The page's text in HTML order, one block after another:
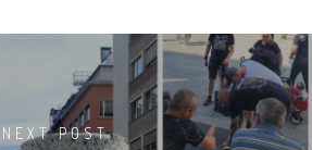
NEXT POST